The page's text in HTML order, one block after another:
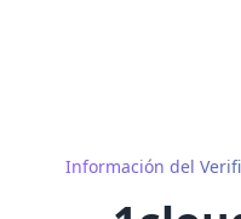
Información del